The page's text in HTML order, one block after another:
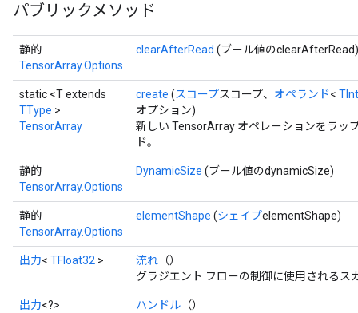
パブリックメソッド
静的
TensorArray.Options
clearAfterRead (ブール値のclearAfterRead)
static <T extends
TType >
TensorArray
create (スコープスコープ、 オペランド<
オプション)
新しい TensorArray オペレーションをラッ
ド。
静的
TensorArray.Options
DynamicSize (ブール値のdynamicSize)
静的
TensorArray.Options
elementShape (シェイプelementShape)
出力< TFloat32 > 流れ （）
グラジエント フローの制御に使用されるス
出力<?> ハンドル （）